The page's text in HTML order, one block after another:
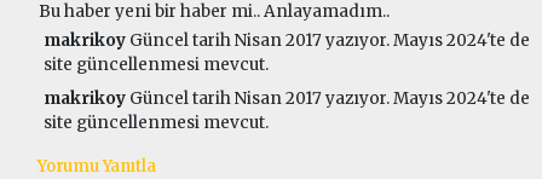
Bu haber yeni bir haber mi.. Anlayamadım..
makrikoy Güncel tarih Nisan 2017 yazıyor. Mayıs 2024'te de
site güncellenmesi mevcut.
makrikoy Güncel tarih Nisan 2017 yazıyor. Mayıs 2024'te de
site güncellenmesi mevcut.
Yorumu Yanıtla